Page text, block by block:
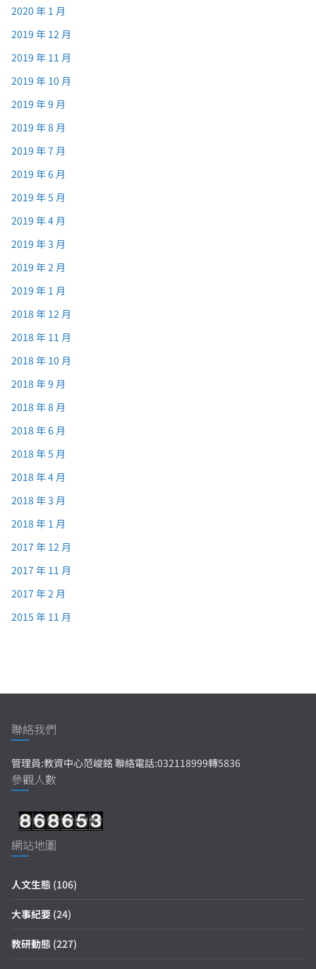
2020 年 1 月
2019 年 12 月
2019 年 11 月
2019 年 10 月
2019 年 9 月
2019 年 8 月
2019 年 7 月
2019 年 6 月
2019 年 5 月
2019 年 4 月
2019 年 3 月
2019 年 2 月
2019 年 1 月
2018 年 12 月
2018 年 11 月
2018 年 10 月
2018 年 9 月
2018 年 8 月
2018 年 6 月
2018 年 5 月
2018 年 4 月
2018 年 3 月
2018 年 1 月
2017 年 12 月
2017 年 11 月
2017 年 2 月
2015 年 11 月
聯絡我們
管理員:教資中心范峻銘 聯絡電話:032118999轉5836
參觀人數
網站地圖
人文生態 (106)
大事紀要 (24)
教研動態 (227)